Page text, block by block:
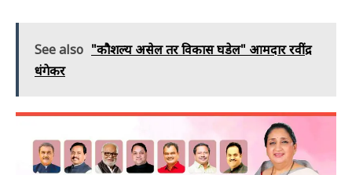
See also "कौशल्य असेल तर विकास घडेल" आमदार रवींद्र
धंगेकर